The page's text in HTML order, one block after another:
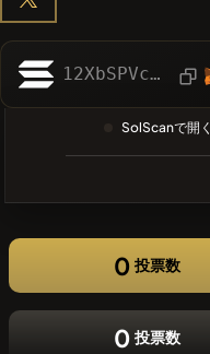
12XbSPVc5hmWjKUzf5ExTysM2pEL3tM953YkMXmLWkGd
SolScanで開く
0 投票数
0 投票数